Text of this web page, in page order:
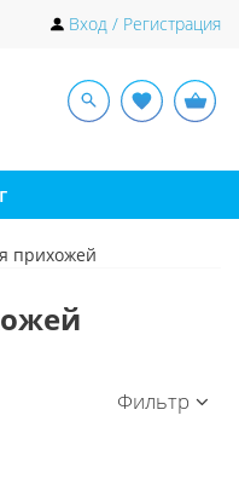
Вход / Регистрация
прихожей
Фильтр